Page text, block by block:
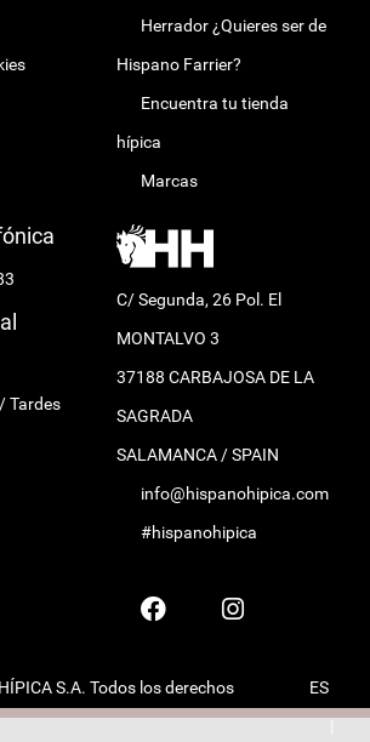
Herrador ¿Quieres ser de
Hispano Farrier?
Encuentra tu tienda
hípica
Marcas
Tardes
C/ Segunda, 26 Pol. El
MONTALVO 3
37188 CARBAJOSA DE LA
SAGRADA
SALAMANCA / SPAIN
info@hispanohipica.com
#hispanohipica
S.A. Todos los derechos
ES